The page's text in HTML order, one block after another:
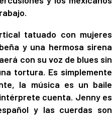
tatuado con mujeres
y una hermosa sirena
con su voz de blues sin
tortura. Es simplemente
la música es un baile
cuenta. Jenny es
y las cuerdas son